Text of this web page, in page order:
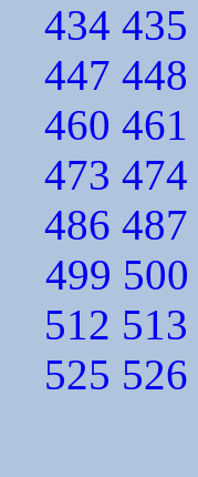
434 435
447 448
460 461
473 474
486 487
499 500
512 513
525 526